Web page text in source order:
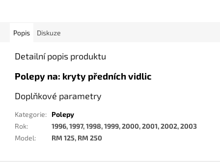
Popis Diskuze
Detailní popis produktu
Polepy na: kryty předních vidlic
Doplňkové parametry
Kategorie:
Polepy
Rok:
1996, 1997, 1998, 1999, 2000, 2001, 2002, 2003
Model: RM 125, RM 250